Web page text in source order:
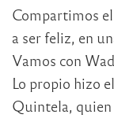
Compartimos
a ser feliz, en
Vamos con
Lo propio hizo
Quintela, quien